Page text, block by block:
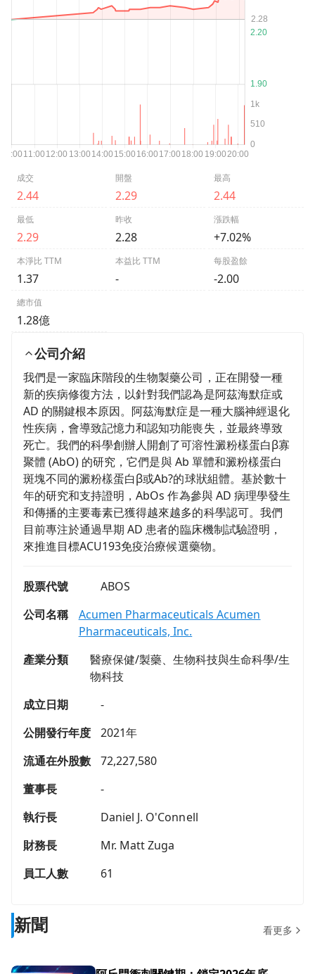
成交
2.44
開盤
2.29
最高
2.44
最低
2.29
昨收
2.28
漲跌幅
+7.02%
本淨比 TTM
1.37
本益比 TTM
-
每股盈餘
-2.00
總市值
1.28億
公司介紹
我們是一家臨床階段的生物製藥公司，正在開發一種
新的疾病修復方法，以針對我們認為是阿茲海默症或
AD 的關鍵根本原因。阿茲海默症是一種大腦神經退化
性疾病，會導致記憶力和認知功能喪失，並最終導致
死亡。我們的科學創辦人開創了可溶性澱粉樣蛋白β寡
聚體 (AbO) 的研究，它們是與 Ab 單體和澱粉樣蛋白
斑塊不同的澱粉樣蛋白β或Ab?的球狀組體。基於數十
年的研究和支持證明，AbOs 作為參與 AD 病理學發生
和傳播的主要毒素已獲得越來越多的科學認可。我們
目前專注於通過早期 AD 患者的臨床機制試驗證明，
來推進目標ACU193免疫治療候選藥物。
股票代號
ABOS
公司名稱
Acumen Pharmaceuticals Acumen
Pharmaceuticals, Inc.
產業分類
醫療保健/製藥、生物科技與生命科學/生
物科技
成立日期
-
公開發行年度
2021年
流通在外股數
72,227,580
董事長
-
執行長
Daniel J. O'Connell
財務長
Mr. Matt Zuga
員工人數
61
新聞 看更多